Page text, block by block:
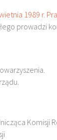
1989 r.
prowadzi
Komisji